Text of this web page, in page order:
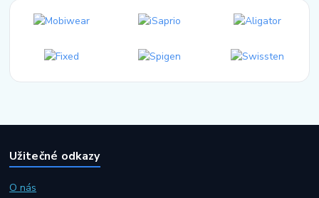
Užitečné odkazy
O nás